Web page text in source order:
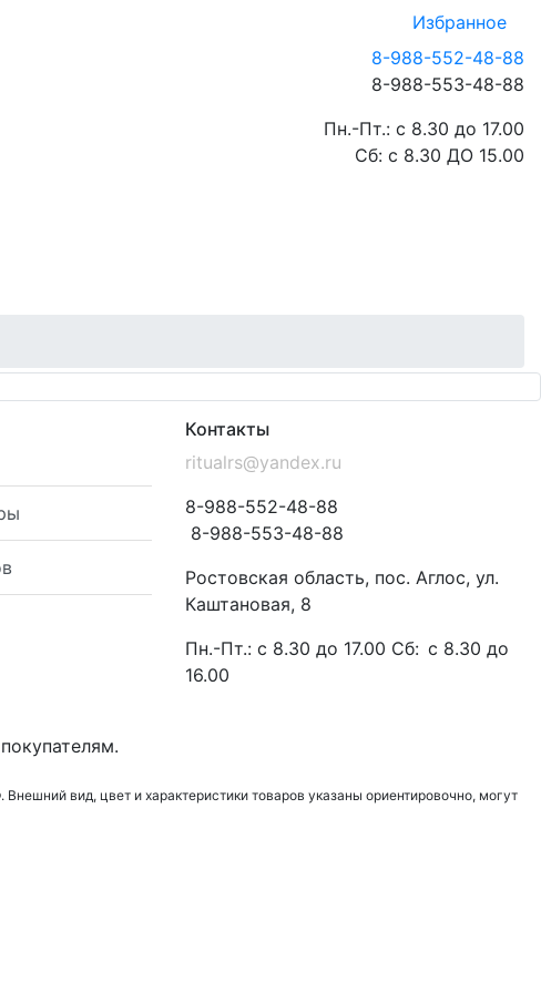
Избранное
8-988-552-48-88
8-988-553-48-88
Пн.-Пт.: с 8.30 до 17.00
Сб: с 8.30 ДО 15.00
Контакты
ritualrs@yandex.ru
8-988-552-48-88
8-988-553-48-88
Ростовская область, пос. Аглос, ул.
Каштановая, 8
Пн.-Пт.: с 8.30 до 17.00 Сб: с 8.30 до
16.00
вид, цвет и характеристики товаров указаны ориентировочно, могут